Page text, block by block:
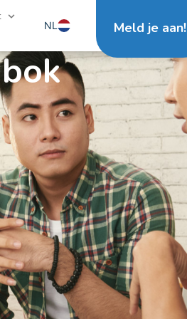
NL
EN
Meld je aan!